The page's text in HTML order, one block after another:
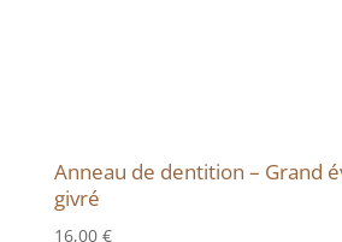
Anneau de dentition – Grand
givré
16,00 €